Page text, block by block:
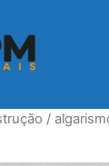
/